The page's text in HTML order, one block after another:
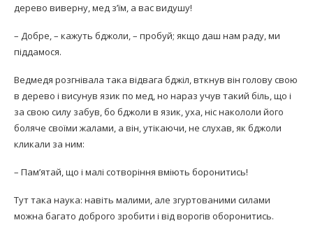
дерево виверну, мед з’їм, а вас видушу!
– Добре, – кажуть бджоли, – пробуй; якщо даш нам раду, ми
піддамося.
Ведмедя розгнівала така відвага бджіл, вткнув він голову свою
в дерево і висунув язик по мед, но нараз учув такий біль, що і
за свою силу забув, бо бджоли в язик, уха, ніс накололи його
боляче своїми жалами, а він, утікаючи, не слухав, як бджоли
кликали за ним:
– Пам’ятай, що і малі сотворіння вміють боронитись!
Тут така наука: навіть малими, але згуртованими силами
можна багато доброго зробити і від ворогів оборонитись.